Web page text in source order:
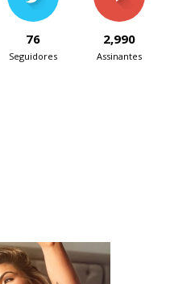
76
Seguidores
2,990
Assinantes